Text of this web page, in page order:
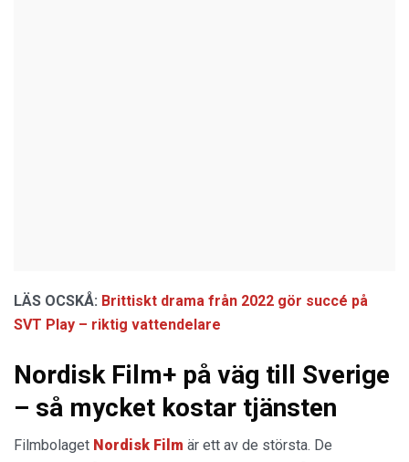
LÄS OCSKÅ: Brittiskt drama från 2022 gör succé på
SVT Play – riktig vattendelare
Nordisk Film+ på väg till Sverige
– så mycket kostar tjänsten
Filmbolaget Nordisk Film är ett av de största. De